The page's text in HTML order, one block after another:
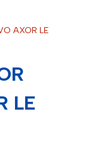
AXOR LE
LE